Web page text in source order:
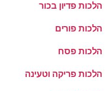
הלכות פדיון בכור
הלכות פורים
הלכות פסח
הלכות פריקה וטעינה